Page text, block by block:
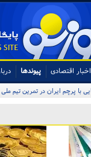
اخبار اقتصادی پیوندها